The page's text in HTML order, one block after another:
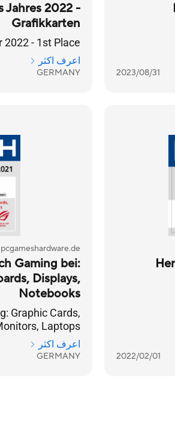
2023/08/31
Jahres 2022 -
Grafikkarten
2022 - 1st Place
اعرف اكثر
GERMANY
2022/02/01
pcgameshardware.de
Gaming bei:
Displays,
Notebooks
Graphic Cards,
Laptops
اعرف اكثر
GERMANY